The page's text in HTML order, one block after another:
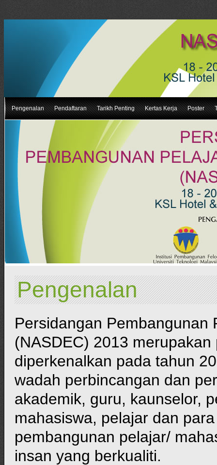
Pengenalan Pendaftaran Tarikh Penting Kertas Kerja Poster
Pengenalan
Persidangan Pembangunan
(NASDEC) 2013
diperkenalkan pada tahun
wadah perbincangan dan
akademik, guru, kaunselor,
mahasiswa, pelajar dan
pembangunan pelajar/
insan yang berkualiti.